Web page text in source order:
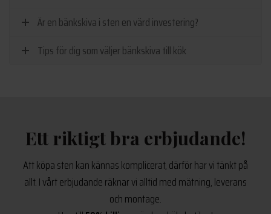
Är en bänkskiva i sten en värd investering?
Tips för dig som väljer bänkskiva till kök
Ett riktigt bra erbjudande!
Att köpa sten kan kännas komplicerat, därför har vi tänkt på
allt. I vårt erbjudande räknar vi alltid med mätning, leverans
och montage.